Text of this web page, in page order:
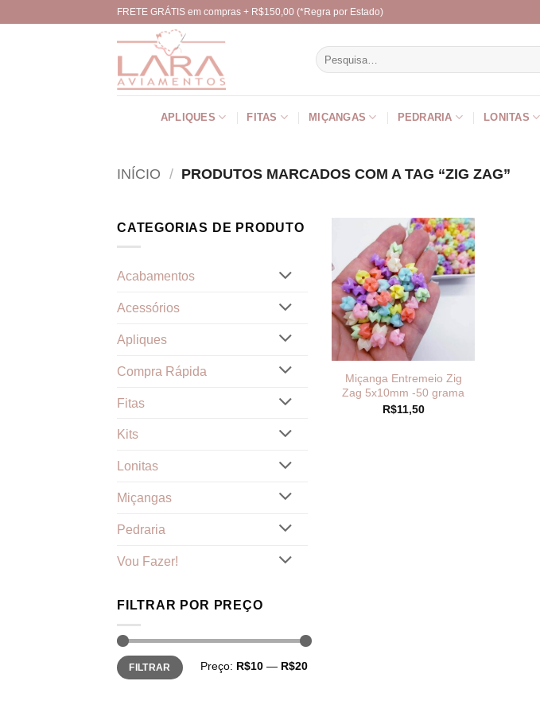
FRETE GRÁTIS em compras + R$150,00 (*Regra por Estado)
Pesquisar
por:
APLIQUES FITAS MIÇANGAS PEDRARIA LONITAS
INÍCIO / PRODUTOS MARCADOS COM A TAG “ZIG ZAG”
CATEGORIAS DE PRODUTO
Acabamentos
Acessórios
Apliques
Compra Rápida
Fitas
Kits
Lonitas
Miçangas
Pedraria
Vou Fazer!
FILTRAR POR PREÇO
Preço
mínimo
Preço
máximo
FILTRAR Preço: R$10 — R$20
Miçanga Entremeio Zig
Zag 5x10mm -50 grama
R$11,50